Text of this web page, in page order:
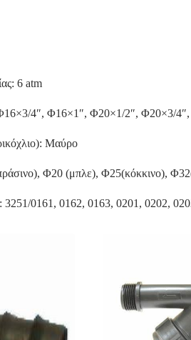
6 atm
Φ16×3/4″, Φ16×1″, Φ20×1/2″, Φ20×3/
Μαύρο
Φ20 (μπλε), Φ25(κόκκινο),
3251/0161, 0162, 0163, 0201, 0202,